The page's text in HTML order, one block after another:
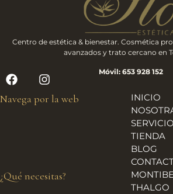
Centro de estética & bienestar. Cosmética
avanzados y trato cercano en
Móvil: 653 928 152
Navega por la web
INICIO
TIENDA
BLOG
¿Qué necesitas?
THALGO